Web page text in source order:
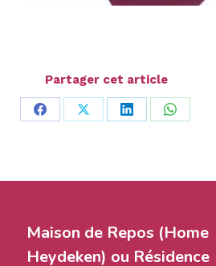
Partager cet article
PartagerPartagerPartagerPartager
Maison de Repos (Home
Heydeken) ou Résidence